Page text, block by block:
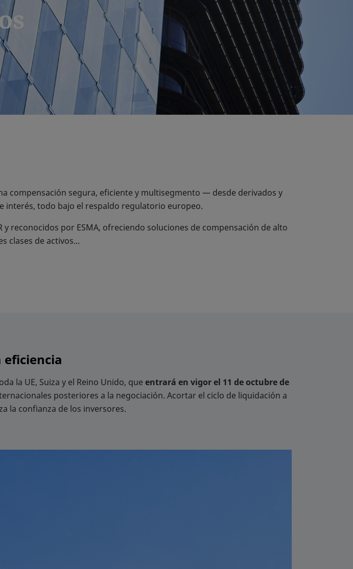
compensación segura, eficiente y multisegmento — desde derivados y
interés, todo bajo el respaldo regulatorio europeo.
reconocidos por ESMA, ofreciendo soluciones de compensación de alto
clases de activos...
eficiencia
la UE, Suiza y el Reino Unido, que entrará en vigor el 11 de octubre de
posteriores a la negociación. Acortar el ciclo de liquidación a
la confianza de los inversores.